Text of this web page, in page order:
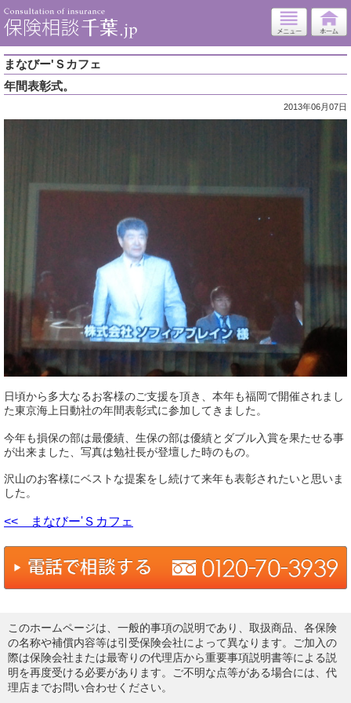
まなびー'Ｓカフェ
年間表彰式。
2013年06月07日
日頃から多大なるお客様のご支援を頂き、本年も福岡で開催されまし
た東京海上日動社の年間表彰式に参加してきました。
今年も損保の部は最優績、生保の部は優績とダブル入賞を果たせる事
が出来ました、写真は勉社長が登壇した時のもの。
沢山のお客様にベストな提案をし続けて来年も表彰されたいと思いま
した。
<< まなびー'Ｓカフェ
このホームページは、一般的事項の説明であり、取扱商品、各保険
の名称や補償内容等は引受保険会社によって異なります。ご加入の
際は保険会社または最寄りの代理店から重要事項説明書等による説
明を再度受ける必要があります。ご不明な点等がある場合には、代
理店までお問い合わせください。